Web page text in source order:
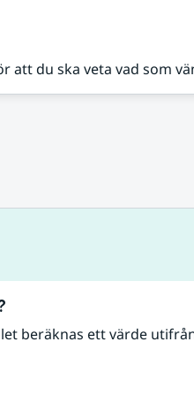
att du ska veta vad som
beräknas ett värde